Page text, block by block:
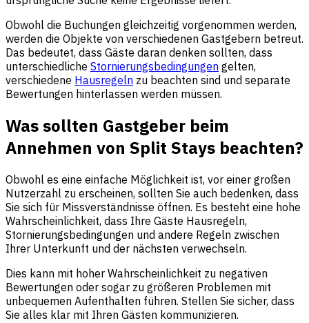
Obwohl die Buchungen gleichzeitig vorgenommen werden,
werden die Objekte von verschiedenen Gastgebern betreut.
Das bedeutet, dass Gäste daran denken sollten, dass
unterschiedliche Stornierungsbedingungen gelten,
verschiedene Hausregeln zu beachten sind und separate
Bewertungen hinterlassen werden müssen.
Was sollten Gastgeber beim
Annehmen von Split Stays beachten?
Obwohl es eine einfache Möglichkeit ist, vor einer großen
Nutzerzahl zu erscheinen, sollten Sie auch bedenken, dass
Sie sich für Missverständnisse öffnen. Es besteht eine hohe
Wahrscheinlichkeit, dass Ihre Gäste Hausregeln,
Stornierungsbedingungen und andere Regeln zwischen
Ihrer Unterkunft und der nächsten verwechseln.
Dies kann mit hoher Wahrscheinlichkeit zu negativen
Bewertungen oder sogar zu größeren Problemen mit
unbequemen Aufenthalten führen. Stellen Sie sicher, dass
Sie alles klar mit Ihren Gästen kommunizieren.